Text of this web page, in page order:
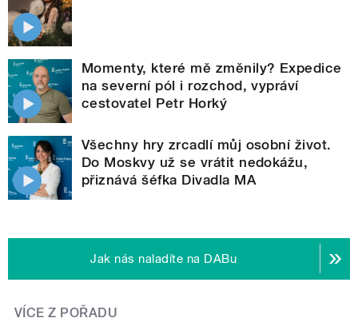
Momenty, které mě změnily? Expedice
na severní pól i rozchod, vypráví
cestovatel Petr Horký
Všechny hry zrcadlí můj osobní život.
Do Moskvy už se vrátit nedokážu,
přiznává šéfka Divadla MA
Jak nás naladíte na DABu
VÍCE Z POŘADU